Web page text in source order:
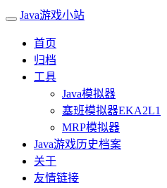
Java游戏小站
首页
归档
工具
Java模拟器
塞班模拟器EKA2L1
MRP模拟器
Java游戏历史档案
关于
友情链接